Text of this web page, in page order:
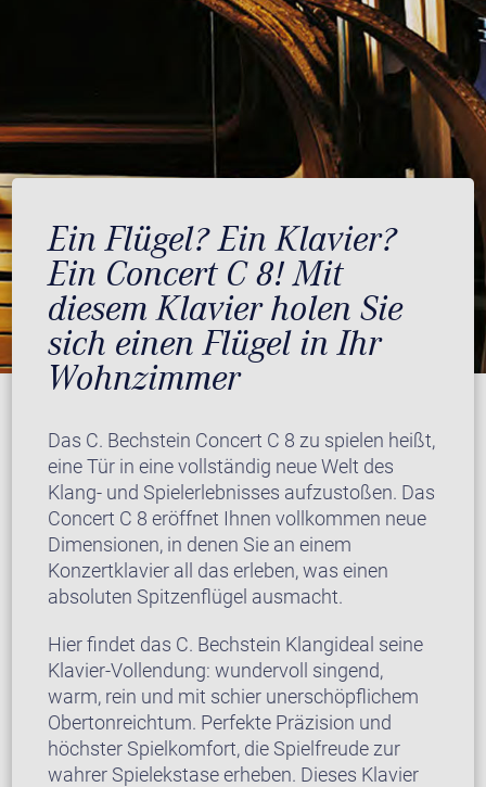
Ein Flügel? Ein Klavier?
Ein Concert C 8! Mit
diesem Klavier holen Sie
sich einen Flügel in Ihr
Wohnzimmer
Das C. Bechstein Concert C 8 zu spielen heißt,
eine Tür in eine vollständig neue Welt des
Klang- und Spielerlebnisses aufzustoßen. Das
Concert C 8 eröffnet Ihnen vollkommen neue
Dimensionen, in denen Sie an einem
Konzertklavier all das erleben, was einen
absoluten Spitzenflügel ausmacht.
Hier findet das C. Bechstein Klangideal seine
Klavier-Vollendung: wundervoll singend,
warm, rein und mit schier unerschöpflichem
Obertonreichtum. Perfekte Präzision und
höchster Spielkomfort, die Spielfreude zur
wahrer Spielekstase erheben. Dieses Klavier